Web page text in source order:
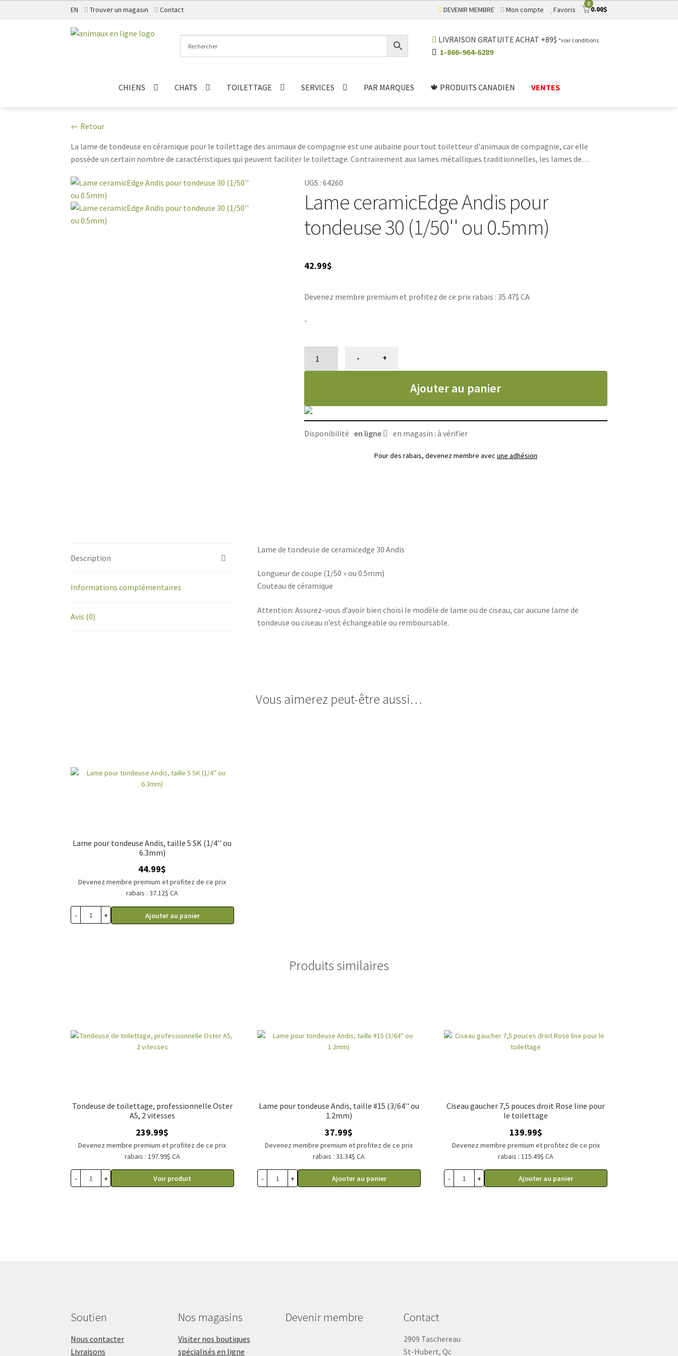
EN Trouver un magasin Contact
0
0.00$
DEVENIR MEMBRE Mon compte Favoris
Aller
Aller
LIVRAISON GRATUITE ACHAT +89$ *voir conditions
1-866-964-6289
CHIENS CHATS TOILETTAGE SERVICES PAR MARQUES 🍁 PRODUITS CANADIEN VENTES
← Retour
La lame de tondeuse en céramique pour le toilettage des animaux de compagnie est une aubaine pour tout toiletteur d'animaux de compagnie, car elle
possède un certain nombre de caractéristiques qui peuvent faciliter le toilettage. Contrairement aux lames métalliques traditionnelles, les lames de
confortablement. Les lames en céramique sont également plus fragiles que les lames en métal et ne doivent pas être aiguisées aussi souvent - vous aurez
donc moins d'arrêts pour aiguiser vos outils pendant une séance. De plus, les lames de clipper en céramique restent affûtées plus longtemps et ne
provoquent pas d'irritation ou de coupure, ce qui permet à chaque séance de toilettage d'être aussi efficace que possible. Dans l'ensemble, les lames de
tondeuse en céramique offrent aux toiletteurs d'animaux un moyen facile de garder leurs animaux plus heureux et en meilleure santé pendant leurs visites.
UGS : 64260
Lame ceramicEdge Andis pour
tondeuse 30 (1/50'' ou 0.5mm)
42.99$
Devenez membre premium et profitez de ce prix rabais : 35.47$ CA
-
tondeuse
- +
Ajouter au panier
Disponibilité en ligne en magasin : à vérifier
Pour des rabais, devenez membre avec une adhésion
Lame de tondeuse de ceramicedge 30 Andis
Longueur de coupe (1/50 » ou 0.5mm)
Couteau de céramique
Attention: Assurez-vous d’avoir bien choisi le modèle de lame ou de ciseau, car aucune lame de
tondeuse ou ciseau n’est échangeable ou remboursable.
Description
Informations complémentaires
Avis (0)
Vous aimerez peut-être aussi…
Lame pour tondeuse Andis, taille 5 SK (1/4'' ou
6.3mm)
44.99$
Devenez membre premium et profitez de ce prix
rabais : 37.12$ CA
- + Ajouter au panier
Produits similaires
Tondeuse de toilettage, professionnelle Oster
A5, 2 vitesses
239.99$
Devenez membre premium et profitez de ce prix
rabais : 197.99$ CA
- + Voir produit
Lame pour tondeuse Andis, taille #15 (3/64'' ou
1.2mm)
37.99$
Devenez membre premium et profitez de ce prix
rabais : 31.34$ CA
- + Ajouter au panier
Ciseau gaucher 7,5 pouces droit Rose line pour
le toilettage
139.99$
Devenez membre premium et profitez de ce prix
rabais : 115.49$ CA
- + Ajouter au panier
Soutien
Nous contacter
Livraisons
Nos magasins
Visiter nos boutiques
spécialisés en ligne
Devenir membre Contact
2909 Taschereau
St-Hubert, Qc